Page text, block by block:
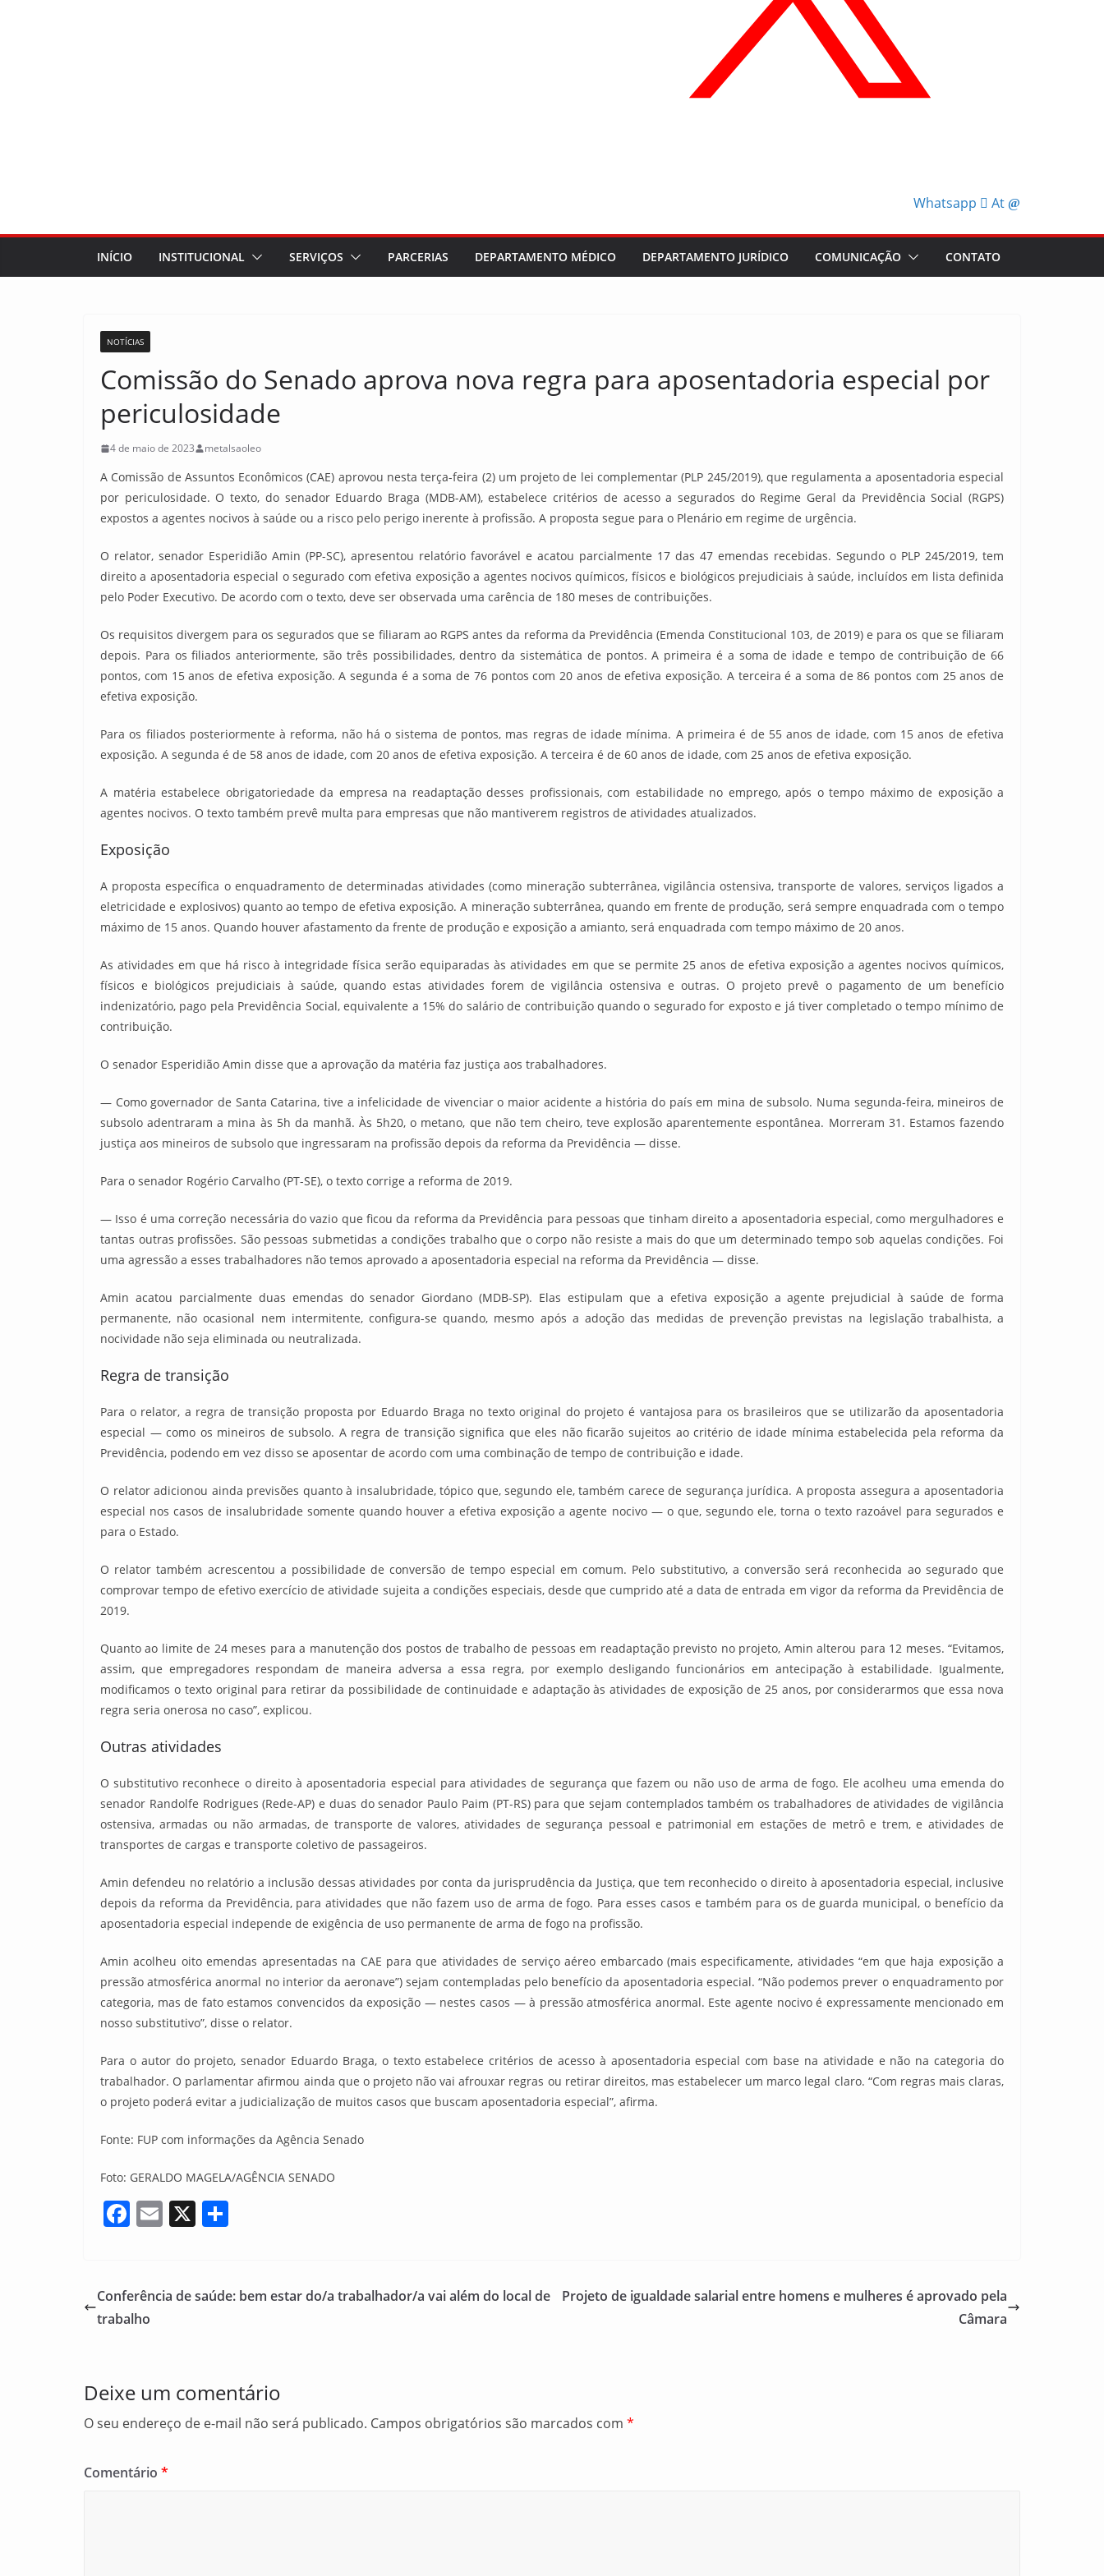
Whatsapp At
INÍCIO INSTITUCIONAL SERVIÇOS PARCERIAS DEPARTAMENTO MÉDICO DEPARTAMENTO JURÍDICO COMUNICAÇÃO CONTATO
NOTÍCIAS
Comissão do Senado aprova nova regra para aposentadoria especial por
periculosidade
4 de maio de 2023 metalsaoleo
A Comissão de Assuntos Econômicos (CAE) aprovou nesta terça-feira (2) um projeto de lei complementar (PLP 245/2019), que regulamenta a aposentadoria especial
por periculosidade. O texto, do senador Eduardo Braga (MDB-AM), estabelece critérios de acesso a segurados do Regime Geral da Previdência Social (RGPS)
expostos a agentes nocivos à saúde ou a risco pelo perigo inerente à profissão. A proposta segue para o Plenário em regime de urgência.
O relator, senador Esperidião Amin (PP-SC), apresentou relatório favorável e acatou parcialmente 17 das 47 emendas recebidas. Segundo o PLP 245/2019, tem
direito a aposentadoria especial o segurado com efetiva exposição a agentes nocivos químicos, físicos e biológicos prejudiciais à saúde, incluídos em lista definida
pelo Poder Executivo. De acordo com o texto, deve ser observada uma carência de 180 meses de contribuições.
Os requisitos divergem para os segurados que se filiaram ao RGPS antes da reforma da Previdência (Emenda Constitucional 103, de 2019) e para os que se filiaram
depois. Para os filiados anteriormente, são três possibilidades, dentro da sistemática de pontos. A primeira é a soma de idade e tempo de contribuição de 66
pontos, com 15 anos de efetiva exposição. A segunda é a soma de 76 pontos com 20 anos de efetiva exposição. A terceira é a soma de 86 pontos com 25 anos de
efetiva exposição.
Para os filiados posteriormente à reforma, não há o sistema de pontos, mas regras de idade mínima. A primeira é de 55 anos de idade, com 15 anos de efetiva
exposição. A segunda é de 58 anos de idade, com 20 anos de efetiva exposição. A terceira é de 60 anos de idade, com 25 anos de efetiva exposição.
A matéria estabelece obrigatoriedade da empresa na readaptação desses profissionais, com estabilidade no emprego, após o tempo máximo de exposição a
agentes nocivos. O texto também prevê multa para empresas que não mantiverem registros de atividades atualizados.
Exposição
A proposta específica o enquadramento de determinadas atividades (como mineração subterrânea, vigilância ostensiva, transporte de valores, serviços ligados a
eletricidade e explosivos) quanto ao tempo de efetiva exposição. A mineração subterrânea, quando em frente de produção, será sempre enquadrada com o tempo
máximo de 15 anos. Quando houver afastamento da frente de produção e exposição a amianto, será enquadrada com tempo máximo de 20 anos.
As atividades em que há risco à integridade física serão equiparadas às atividades em que se permite 25 anos de efetiva exposição a agentes nocivos químicos,
físicos e biológicos prejudiciais à saúde, quando estas atividades forem de vigilância ostensiva e outras. O projeto prevê o pagamento de um benefício
indenizatório, pago pela Previdência Social, equivalente a 15% do salário de contribuição quando o segurado for exposto e já tiver completado o tempo mínimo de
contribuição.
O senador Esperidião Amin disse que a aprovação da matéria faz justiça aos trabalhadores.
— Como governador de Santa Catarina, tive a infelicidade de vivenciar o maior acidente a história do país em mina de subsolo. Numa segunda-feira, mineiros de
subsolo adentraram a mina às 5h da manhã. Às 5h20, o metano, que não tem cheiro, teve explosão aparentemente espontânea. Morreram 31. Estamos fazendo
justiça aos mineiros de subsolo que ingressaram na profissão depois da reforma da Previdência — disse.
Para o senador Rogério Carvalho (PT-SE), o texto corrige a reforma de 2019.
— Isso é uma correção necessária do vazio que ficou da reforma da Previdência para pessoas que tinham direito a aposentadoria especial, como mergulhadores e
tantas outras profissões. São pessoas submetidas a condições trabalho que o corpo não resiste a mais do que um determinado tempo sob aquelas condições. Foi
uma agressão a esses trabalhadores não temos aprovado a aposentadoria especial na reforma da Previdência — disse.
Amin acatou parcialmente duas emendas do senador Giordano (MDB-SP). Elas estipulam que a efetiva exposição a agente prejudicial à saúde de forma
permanente, não ocasional nem intermitente, configura-se quando, mesmo após a adoção das medidas de prevenção previstas na legislação trabalhista, a
nocividade não seja eliminada ou neutralizada.
Regra de transição
Para o relator, a regra de transição proposta por Eduardo Braga no texto original do projeto é vantajosa para os brasileiros que se utilizarão da aposentadoria
especial — como os mineiros de subsolo. A regra de transição significa que eles não ficarão sujeitos ao critério de idade mínima estabelecida pela reforma da
Previdência, podendo em vez disso se aposentar de acordo com uma combinação de tempo de contribuição e idade.
O relator adicionou ainda previsões quanto à insalubridade, tópico que, segundo ele, também carece de segurança jurídica. A proposta assegura a aposentadoria
especial nos casos de insalubridade somente quando houver a efetiva exposição a agente nocivo — o que, segundo ele, torna o texto razoável para segurados e
para o Estado.
O relator também acrescentou a possibilidade de conversão de tempo especial em comum. Pelo substitutivo, a conversão será reconhecida ao segurado que
comprovar tempo de efetivo exercício de atividade sujeita a condições especiais, desde que cumprido até a data de entrada em vigor da reforma da Previdência de
2019.
Quanto ao limite de 24 meses para a manutenção dos postos de trabalho de pessoas em readaptação previsto no projeto, Amin alterou para 12 meses. “Evitamos,
assim, que empregadores respondam de maneira adversa a essa regra, por exemplo desligando funcionários em antecipação à estabilidade. Igualmente,
modificamos o texto original para retirar da possibilidade de continuidade e adaptação às atividades de exposição de 25 anos, por considerarmos que essa nova
regra seria onerosa no caso”, explicou.
Outras atividades
O substitutivo reconhece o direito à aposentadoria especial para atividades de segurança que fazem ou não uso de arma de fogo. Ele acolheu uma emenda do
senador Randolfe Rodrigues (Rede-AP) e duas do senador Paulo Paim (PT-RS) para que sejam contemplados também os trabalhadores de atividades de vigilância
ostensiva, armadas ou não armadas, de transporte de valores, atividades de segurança pessoal e patrimonial em estações de metrô e trem, e atividades de
transportes de cargas e transporte coletivo de passageiros.
Amin defendeu no relatório a inclusão dessas atividades por conta da jurisprudência da Justiça, que tem reconhecido o direito à aposentadoria especial, inclusive
depois da reforma da Previdência, para atividades que não fazem uso de arma de fogo. Para esses casos e também para os de guarda municipal, o benefício da
aposentadoria especial independe de exigência de uso permanente de arma de fogo na profissão.
Amin acolheu oito emendas apresentadas na CAE para que atividades de serviço aéreo embarcado (mais especificamente, atividades “em que haja exposição a
pressão atmosférica anormal no interior da aeronave”) sejam contempladas pelo benefício da aposentadoria especial. “Não podemos prever o enquadramento por
categoria, mas de fato estamos convencidos da exposição — nestes casos — à pressão atmosférica anormal. Este agente nocivo é expressamente mencionado em
nosso substitutivo”, disse o relator.
Para o autor do projeto, senador Eduardo Braga, o texto estabelece critérios de acesso à aposentadoria especial com base na atividade e não na categoria do
trabalhador. O parlamentar afirmou ainda que o projeto não vai afrouxar regras ou retirar direitos, mas estabelecer um marco legal claro. “Com regras mais claras,
o projeto poderá evitar a judicialização de muitos casos que buscam aposentadoria especial”, afirma.
Fonte: FUP com informações da Agência Senado
Foto: GERALDO MAGELA/AGÊNCIA SENADO
F
e
b
k
E
l
X
e
Conferência de saúde: bem estar do/a trabalhador/a vai além do local de
trabalho
Projeto de igualdade salarial entre homens e mulheres é aprovado pela
Câmara
Deixe um comentário
O seu endereço de e-mail não será publicado. Campos obrigatórios são marcados com *
Comentário *